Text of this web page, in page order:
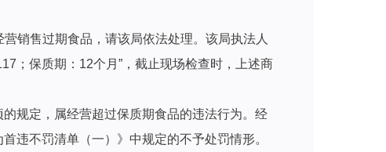
销售过期食品，请该局依法处理。该局执法人
；保质期：12个月”，截止现场检查时，上述商
规定，属经营超过保质期食品的违法行为。经
违不罚清单（一）》中规定的不予处罚情形。